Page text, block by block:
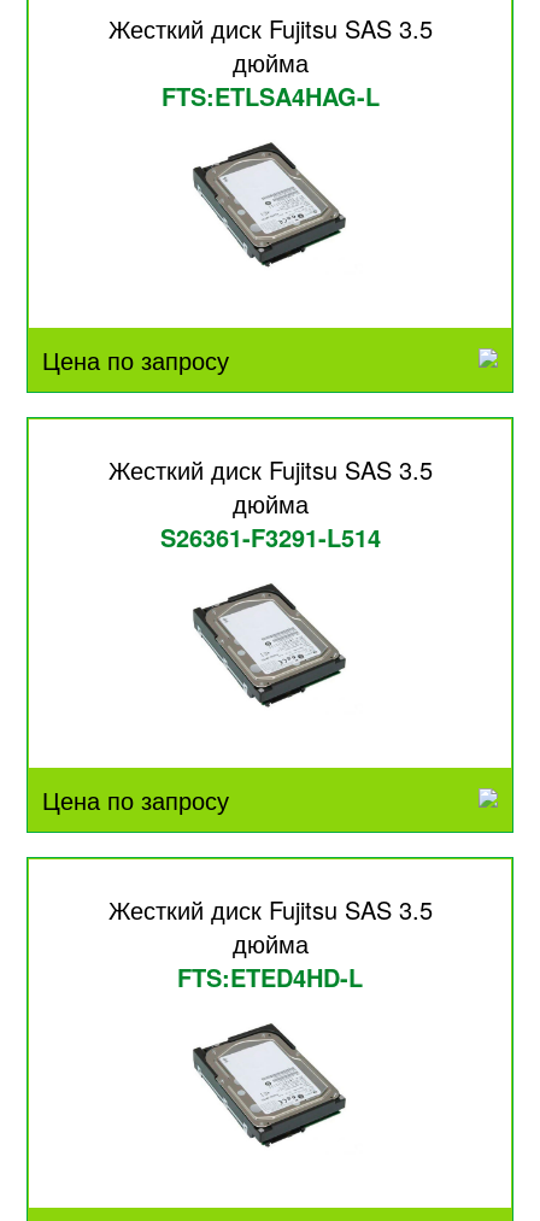
Жесткий диск Fujitsu SAS 3.5
дюйма
FTS:ETLSA4HAG-L
Цена по запросу
Жесткий диск Fujitsu SAS 3.5
дюйма
S26361-F3291-L514
Цена по запросу
Жесткий диск Fujitsu SAS 3.5
дюйма
FTS:ETED4HD-L